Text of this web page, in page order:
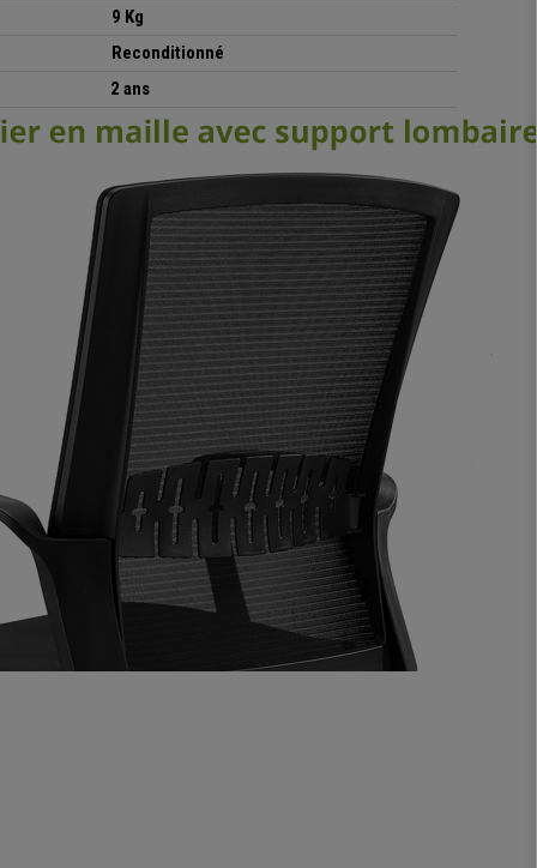
9 Kg
Reconditionné
2 ans